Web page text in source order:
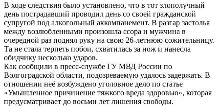
В ходе следствия было установлено, что в тот злополучный
день пострадавший проводил день со своей гражданской
супругой под алкогольный аккомпанемент. В разгар застолья
между возлюбленными произошла ссора и мужчина в
очередной раз поднял руку на свою 26-летнюю сожительницу.
Та не стала терпеть побои, схватилась за нож и нанесла
обидчику несколько ударов.
Как сообщили в пресс-службе ГУ МВД России по
Волгоградской области, подозреваемую удалось задержать. В
отношении неё возбуждено уголовное дело по статье
«Умышленное причинение тяжкого вреда здоровью», которая
предусматривает до восьми лет лишения свободы.